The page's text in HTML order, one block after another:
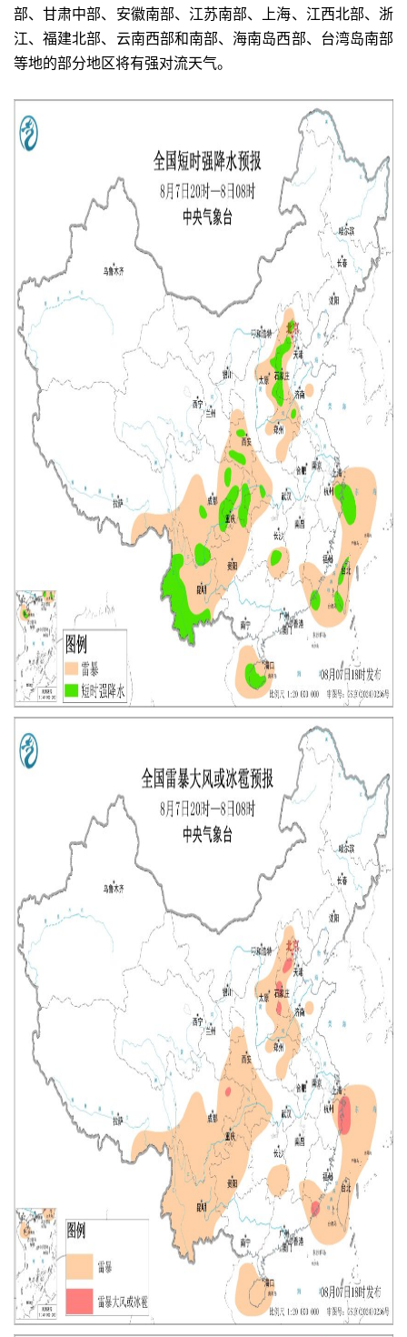
部、甘肃中部、安徽南部、江苏南部、上海、江西北部、浙
江、福建北部、云南西部和南部、海南岛西部、台湾岛南部
等地的部分地区将有强对流天气。